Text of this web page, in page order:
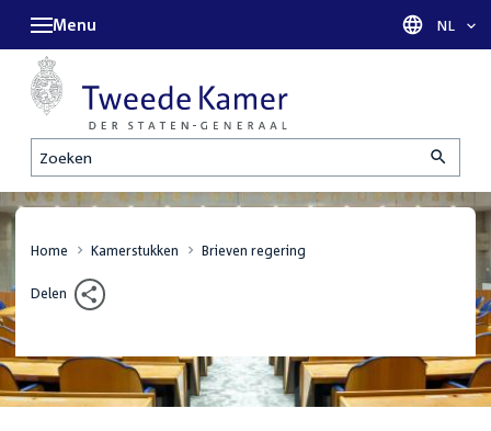
Zoeken
Menu Taal
NL
Home Kamerstukken Brieven regering
Delen